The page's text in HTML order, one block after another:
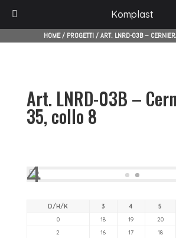
HOME/ PROGETTI/ART. LNRD-03B –
Art. LNRD-03B –
35, collo 8
D/H/K 3 4 5
0
18 19 20
2
16 17 18
Komplast